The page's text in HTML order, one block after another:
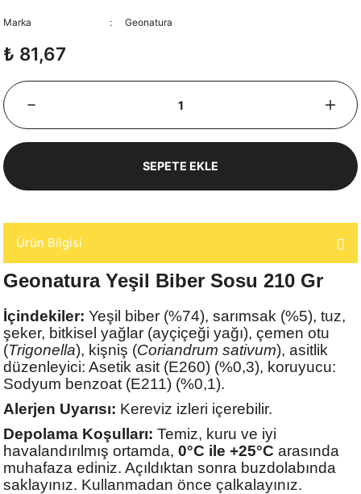
Marka Geonatura
₺ 81,67
SEPETE EKLE
Ürün Bilgisi
Geonatura Yeşil Biber Sosu 210 Gr
İçindekiler: Yeşil biber (%74), sarımsak (%5), tuz,
şeker, bitkisel yağlar (ayçiçeği yağı), çemen otu
(Trigonella), kişniş (Coriandrum sativum), asitlik
düzenleyici: Asetik asit (E260) (%0,3), koruyucu:
Sodyum benzoat (E211) (%0,1).
Alerjen Uyarısı: Kereviz izleri içerebilir.
Depolama Koşulları: Temiz, kuru ve iyi
havalandırılmış ortamda, 0°C ile +25°C arasında
muhafaza ediniz. Açıldıktan sonra buzdolabında
saklayınız. Kullanmadan önce çalkalayınız.